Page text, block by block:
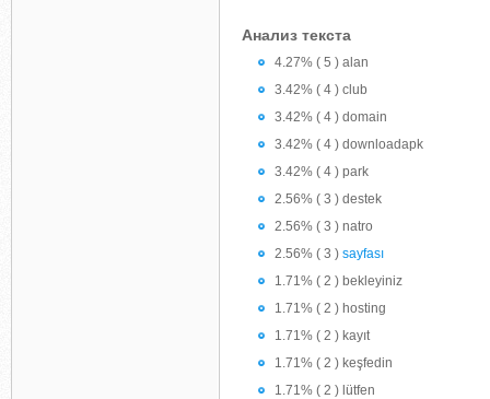
Анализ текста
4.27% ( 5 ) alan
3.42% ( 4 ) club
3.42% ( 4 ) domain
3.42% ( 4 ) downloadapk
3.42% ( 4 ) park
2.56% ( 3 ) destek
2.56% ( 3 ) natro
2.56% ( 3 ) sayfası
1.71% ( 2 ) bekleyiniz
1.71% ( 2 ) hosting
1.71% ( 2 ) kayıt
1.71% ( 2 ) keşfedin
1.71% ( 2 ) lütfen